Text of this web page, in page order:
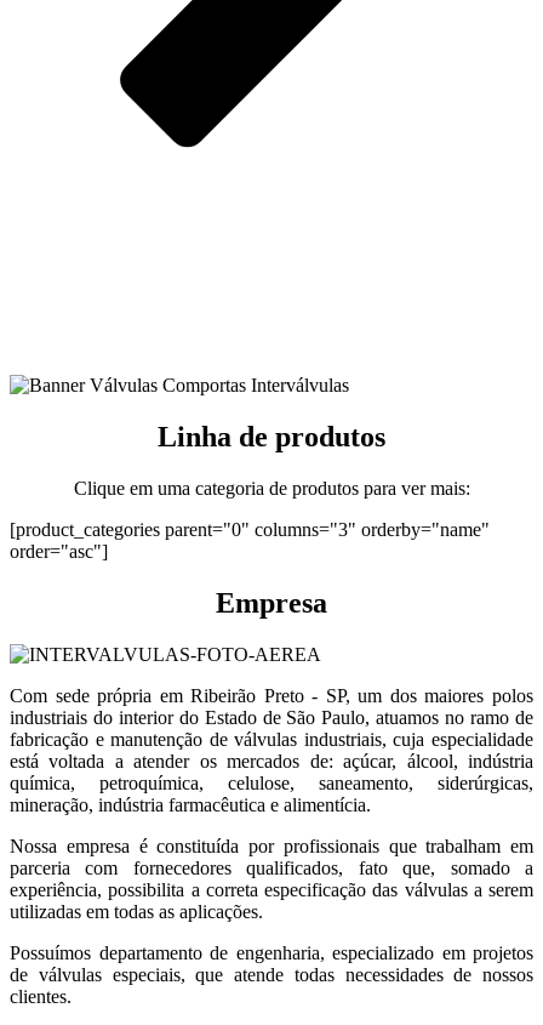
Linha de produtos
Clique em uma categoria de produtos para ver mais:
[product_categories parent="0" columns="3" orderby="name"
order="asc"]
Empresa
Com sede própria em Ribeirão Preto - SP, um dos maiores polos
industriais do interior do Estado de São Paulo, atuamos no ramo de
fabricação e manutenção de válvulas industriais, cuja especialidade
está voltada a atender os mercados de: açúcar, álcool, indústria
química, petroquímica, celulose, saneamento, siderúrgicas,
mineração, indústria farmacêutica e alimentícia.
Nossa empresa é constituída por profissionais que trabalham em
parceria com fornecedores qualificados, fato que, somado a
experiência, possibilita a correta especificação das válvulas a serem
utilizadas em todas as aplicações.
Possuímos departamento de engenharia, especializado em projetos
de válvulas especiais, que atende todas necessidades de nossos
clientes.